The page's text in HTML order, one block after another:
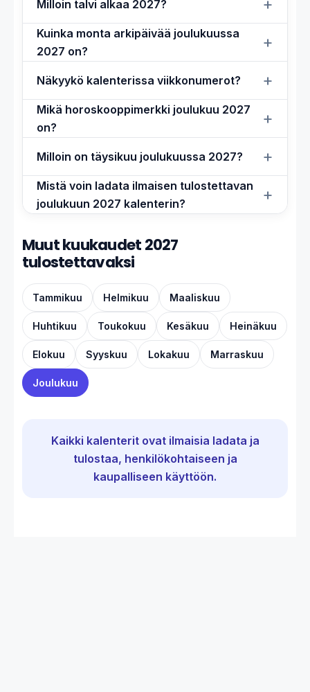
Milloin talvi alkaa 2027?
Kuinka monta arkipäivää joulukuussa
2027 on?
Näkyykö kalenterissa viikkonumerot?
Mikä horoskooppimerkki joulukuu 2027
on?
Milloin on täysikuu joulukuussa 2027?
Mistä voin ladata ilmaisen tulostettavan
joulukuun 2027 kalenterin?
Muut kuukaudet 2027
tulostettavaksi
Tammikuu Helmikuu Maaliskuu
Huhtikuu Toukokuu Kesäkuu Heinäkuu
Elokuu Syyskuu Lokakuu Marraskuu
Joulukuu
Kaikki kalenterit ovat ilmaisia ladata ja
tulostaa, henkilökohtaiseen ja
kaupalliseen käyttöön.